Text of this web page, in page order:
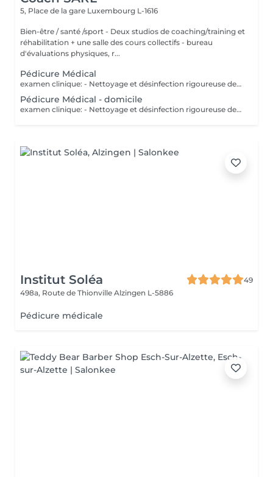
5, Place de la gare Luxembourg L-1616
Bien-être / santé /sport - Deux studios de coaching/training et
réhabilitation + une salle des cours collectifs - bureau
d'évaluations physiques, r...
Pédicure Médical
examen clinique: - Nettoyage et désinfection rigoureuse des pieds - soin des ongles: coupe correct, fraisage ( diminution de l`épaisseur) et nettoyage des sillons pour prévenir les ongles incarnés. - traitement des callosités rdv chez 691 60 25 60 ou clinic.coach@lilianamendes.eu
Pédicure Médical - domicile
examen clinique: - Nettoyage et désinfection rigoureuse des pieds - soin des ongles: coupe correct, fraisage ( diminution de l`épaisseur) et nettoyage des sillons pour prévenir les ongles incarnés. - traitement des callosités rdv chez 691 60 25 60 ou clinic.coach@lilianamendes.eu
Institut Soléa
49
498a, Route de Thionville Alzingen L-5886
Pédicure médicale